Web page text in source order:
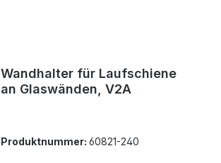
Wandhalter für Laufschiene
an Glaswänden, V2A
Produktnummer:60821-240